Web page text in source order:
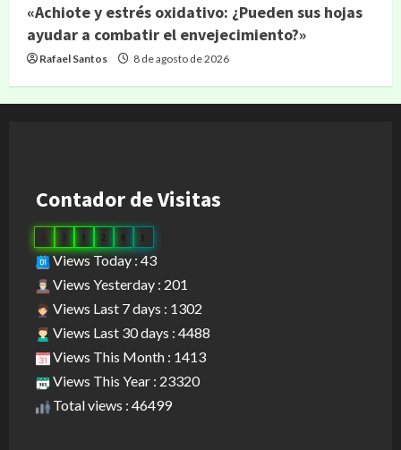
«Achiote y estrés oxidativo: ¿Pueden sus hojas
ayudar a combatir el envejecimiento?»
Rafael Santos 8 de agosto de 2026
Contador de Visitas
1 2 8 1
Views Today : 43
Views Yesterday : 201
Views Last 7 days : 1302
Views Last 30 days : 4488
Views This Month : 1413
Views This Year : 23320
Total views : 46499